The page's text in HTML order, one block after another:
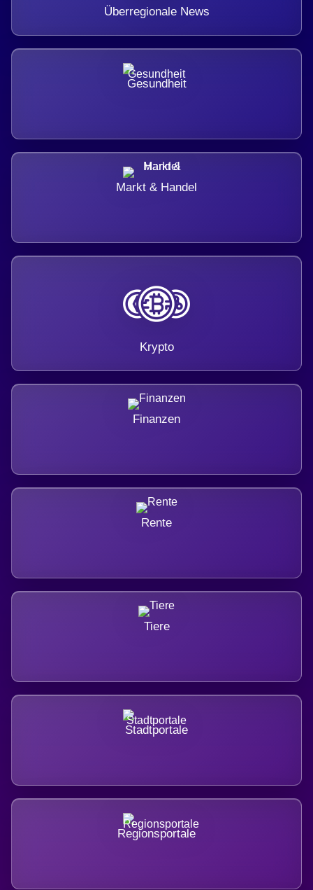
Überregionale News
Gesundheit
Markt & Handel
Krypto
Finanzen
Rente
Tiere
Stadtportale
Regionsportale